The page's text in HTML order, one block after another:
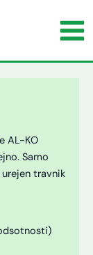
AL-KO
Samo
travnik